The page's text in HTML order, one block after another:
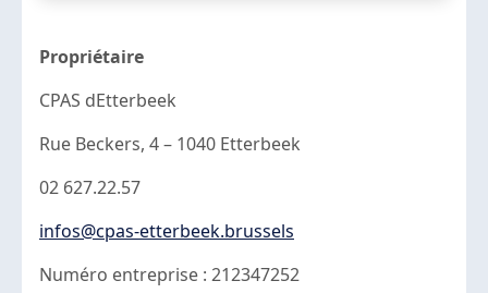
Propriétaire
CPAS dEtterbeek
Rue Beckers, 4 – 1040 Etterbeek
02 627.22.57
infos@cpas-etterbeek.brussels
Numéro entreprise : 212347252